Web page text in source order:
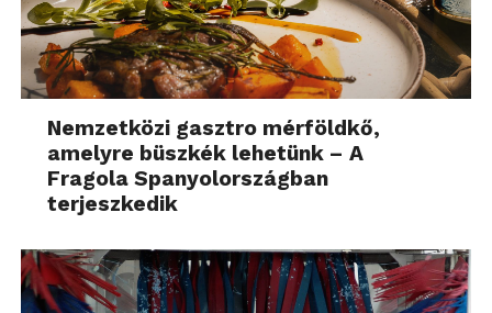
Nemzetközi gasztro mérföldkő,
amelyre büszkék lehetünk – A
Fragola Spanyolországban
terjeszkedik